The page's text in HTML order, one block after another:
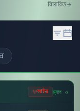
বিস্তারিত
লাইভ ম্যাপ ৩